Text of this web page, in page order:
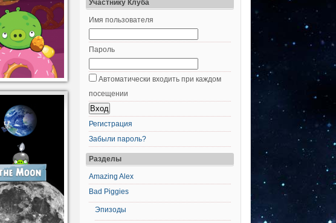
Участнику Клуба
Имя пользователя
Пароль
Автоматически входить при каждом
посещении
Регистрация
Забыли пароль?
Разделы
Amazing Alex
Bad Piggies
Эпизоды